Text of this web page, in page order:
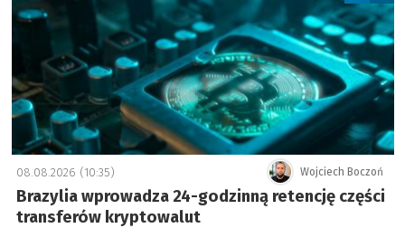
Wojciech Boczoń
08.08.2026 (10:35)
Brazylia wprowadza 24-godzinną retencję części
transferów kryptowalut